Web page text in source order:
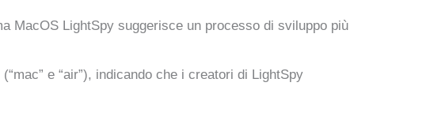
MacOS LightSpy suggerisce un processo di sviluppo più
e “air”), indicando che i creatori di LightSpy